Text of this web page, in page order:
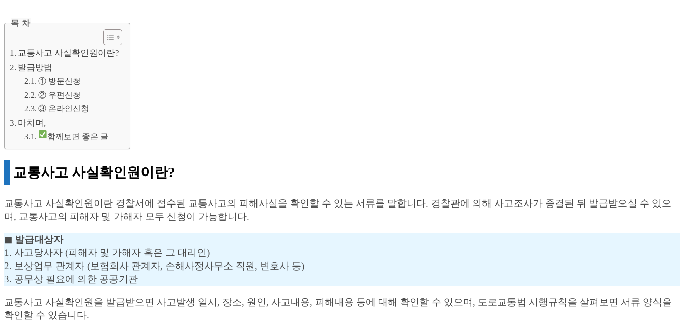
목 차
교통사고 사실확인원이란?
발급방법
① 방문신청
② 우편신청
③ 온라인신청
마치며,
함께보면 좋은 글
교통사고 사실확인원이란?
교통사고 사실확인원이란 경찰서에 접수된 교통사고의 피해사실을 확인할 수 있는 서류를 말합니다. 경찰관에 의해 사고조사가 종결된 뒤 발급받으실 수 있으
며, 교통사고의 피해자 및 가해자 모두 신청이 가능합니다.
◼︎ 발급대상자
1. 사고당사자 (피해자 및 가해자 혹은 그 대리인)
2. 보상업무 관계자 (보험회사 관계자, 손해사정사무소 직원, 변호사 등)
3. 공무상 필요에 의한 공공기관
교통사고 사실확인원을 발급받으면 사고발생 일시, 장소, 원인, 사고내용, 피해내용 등에 대해 확인할 수 있으며, 도로교통법 시행규칙을 살펴보면 서류 양식을
확인할 수 있습니다.